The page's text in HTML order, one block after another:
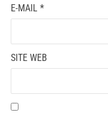
E-MAIL *
SITE WEB